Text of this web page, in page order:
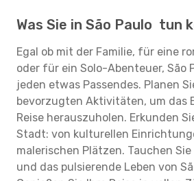
Was Sie in São Paulo tun
Egal ob mit der Familie, für eine
oder für ein Solo-Abenteuer,
jeden etwas Passendes. Planen
bevorzugten Aktivitäten, um das
Reise herauszuholen. Erkunden
Stadt: von kulturellen
malerischen Plätzen. Tauchen
und das pulsierende Leben von